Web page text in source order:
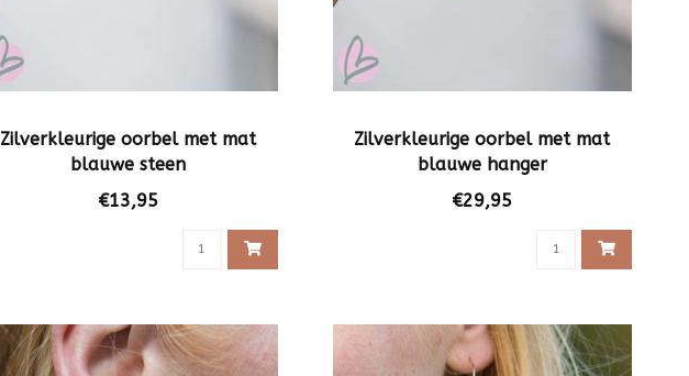
Zilverkleurige oorbel met mat
blauwe steen
€13,95
Zilverkleurige oorbel met mat
blauwe hanger
€29,95